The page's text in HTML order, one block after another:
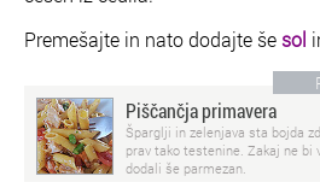
Premešajte in nato dodajte šesol
Piščančja primavera
Šparglji in zelenjava sta bojda
prav tako testenine. Zakaj ne bi
dodali še parmezan.